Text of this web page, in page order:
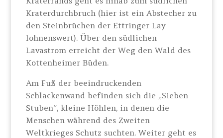
Kraterdurchbruch (hier ist ein Abstecher zu
den Steinbrüchen der Ettringer Lay
lohnenswert). Über den südlichen
Lavastrom erreicht der Weg den Wald des
Kottenheimer Büden.
Am Fuß der beeindruckenden
Schlackenwand befinden sich die „Sieben
Stuben“, kleine Höhlen, in denen die
Menschen während des Zweiten
Weltkrieges Schutz suchten. Weiter geht es